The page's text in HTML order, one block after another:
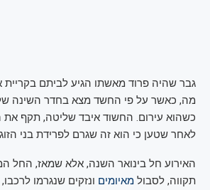
גבר שהיה פרוד מאשתו הגיע לביתם בקריית
מה, כאשר על פי החשד מצא בחדר השינה של
כשהוא עירום. החשוד איבד שליטה, תקף את
לאחר שטען כי הוא זה שגרם לפרידת בני
האירוע חל בינואר השנה, אלא שמאז, החל
תקווה, לסבול מאיומים ונזקים שנגרמו